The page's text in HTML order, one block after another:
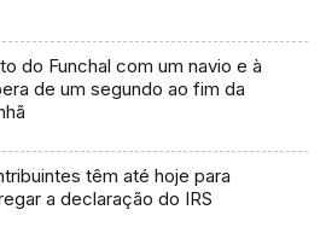
do Funchal com um navio e à
de um segundo ao fim da
têm até hoje para
a declaração do IRS